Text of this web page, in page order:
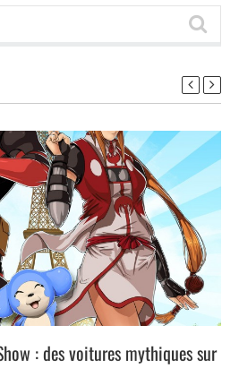
: des voitures mythiques sur